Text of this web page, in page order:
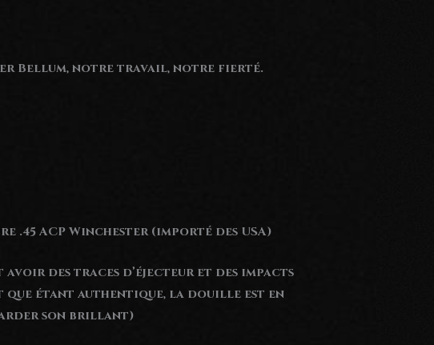
Bellum, notre travail, notre fierté.
ACP Winchester (importé des USA)
des traces d’éjecteur et des impacts
que étant authentique, la douille est en
son brillant)